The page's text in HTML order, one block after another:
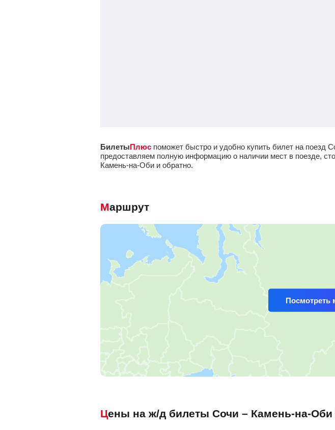
БилетыПлюс поможет быстро и удобно купить билет на поезд
предоставляем полную информацию о наличии мест в поезде,
Камень-на-Оби и обратно.
Маршрут
Посмотреть
Цены на ж/д билеты Сочи – Камень-на-Оби